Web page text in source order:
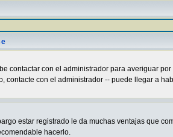
contactar con el administrador para averiguar
con el administrador -- puede llegar a
estar registrado le da muchas ventajas que
hacerlo.